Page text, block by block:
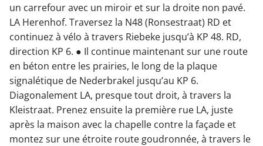
un carrefour avec un miroir et sur la droite non pavé.
LA Herenhof. Traversez la N48 (Ronsestraat) RD et
continuez à vélo à travers Riebeke jusqu’à KP 48. RD,
direction KP 6. ● Il continue maintenant sur une route
en béton entre les prairies, le long de la plaque
signalétique de Nederbrakel jusqu’au KP 6.
Diagonalement LA, presque tout droit, à travers la
Kleistraat. Prenez ensuite la première rue LA, juste
après la maison avec la chapelle contre la façade et
montez sur une étroite route goudronnée, à travers le